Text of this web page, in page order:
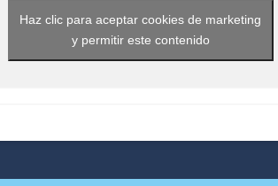
Haz clic para aceptar cookies de marketing
y permitir este contenido